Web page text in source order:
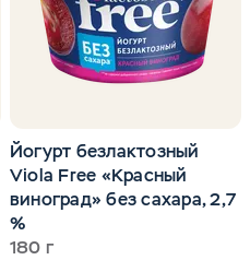
Йогурт безлактозный
Viola Free «Красный
виноград» без сахара, 2,7
%
180 г